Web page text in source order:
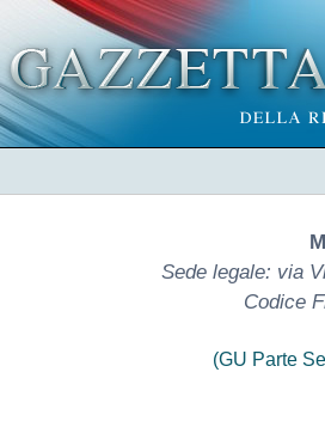
Sede legale: via
Codice
(GU Parte